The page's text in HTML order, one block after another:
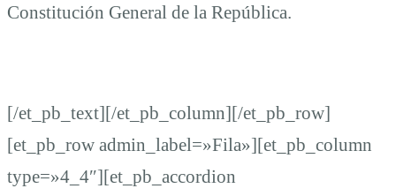
Constitución General de la República.
[/et_pb_text][/et_pb_column][/et_pb_row]
[et_pb_row admin_label=»Fila»][et_pb_column
type=»4_4″][et_pb_accordion